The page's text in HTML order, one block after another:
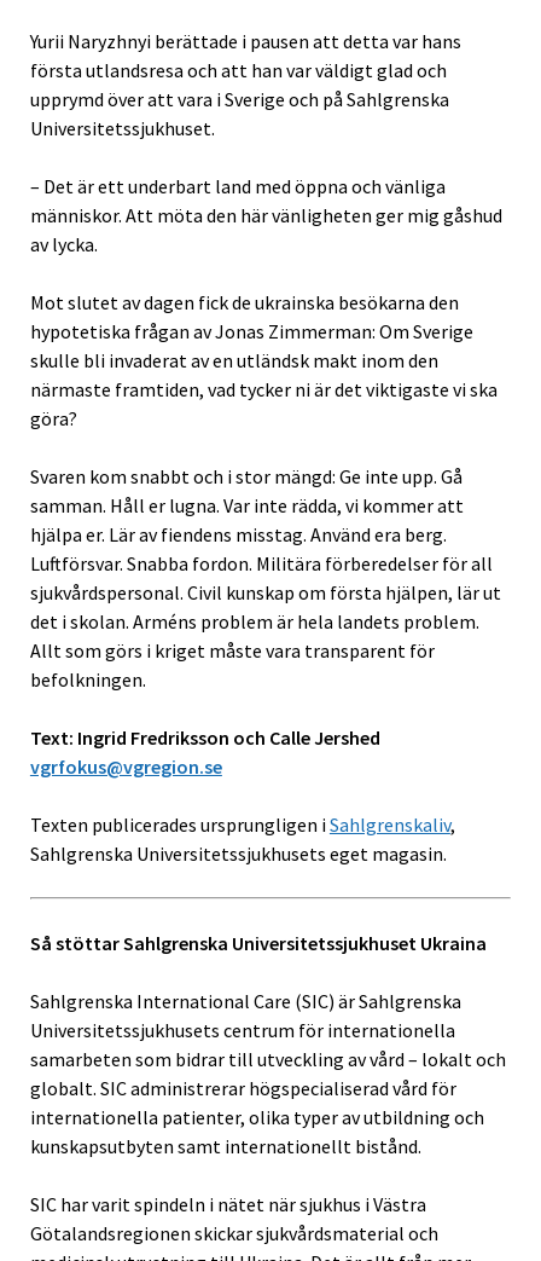
Yurii Naryzhnyi berättade i pausen att detta var hans
första utlandsresa och att han var väldigt glad och
upprymd över att vara i Sverige och på Sahlgrenska
Universitetssjukhuset.
– Det är ett underbart land med öppna och vänliga
människor. Att möta den här vänligheten ger mig gåshud
av lycka.
Mot slutet av dagen fick de ukrainska besökarna den
hypotetiska frågan av Jonas Zimmerman: Om Sverige
skulle bli invaderat av en utländsk makt inom den
närmaste framtiden, vad tycker ni är det viktigaste vi ska
göra?
Svaren kom snabbt och i stor mängd: Ge inte upp. Gå
samman. Håll er lugna. Var inte rädda, vi kommer att
hjälpa er. Lär av fiendens misstag. Använd era berg.
Luftförsvar. Snabba fordon. Militära förberedelser för all
sjukvårdspersonal. Civil kunskap om första hjälpen, lär ut
det i skolan. Arméns problem är hela landets problem.
Allt som görs i kriget måste vara transparent för
befolkningen.
Text: Ingrid Fredriksson och Calle Jershed
vgrfokus@vgregion.se
Texten publicerades ursprungligen iSahlgrenskaliv,
Sahlgrenska Universitetssjukhusets eget magasin.
Så stöttar Sahlgrenska Universitetssjukhuset Ukraina
Sahlgrenska International Care (SIC) är Sahlgrenska
Universitetssjukhusets centrum för internationella
samarbeten som bidrar till utveckling av vård – lokalt och
globalt. SIC administrerar högspecialiserad vård för
internationella patienter, olika typer av utbildning och
kunskapsutbyten samt internationellt bistånd.
SIC har varit spindeln i nätet när sjukhus i Västra
Götalandsregionen skickar sjukvårdsmaterial och